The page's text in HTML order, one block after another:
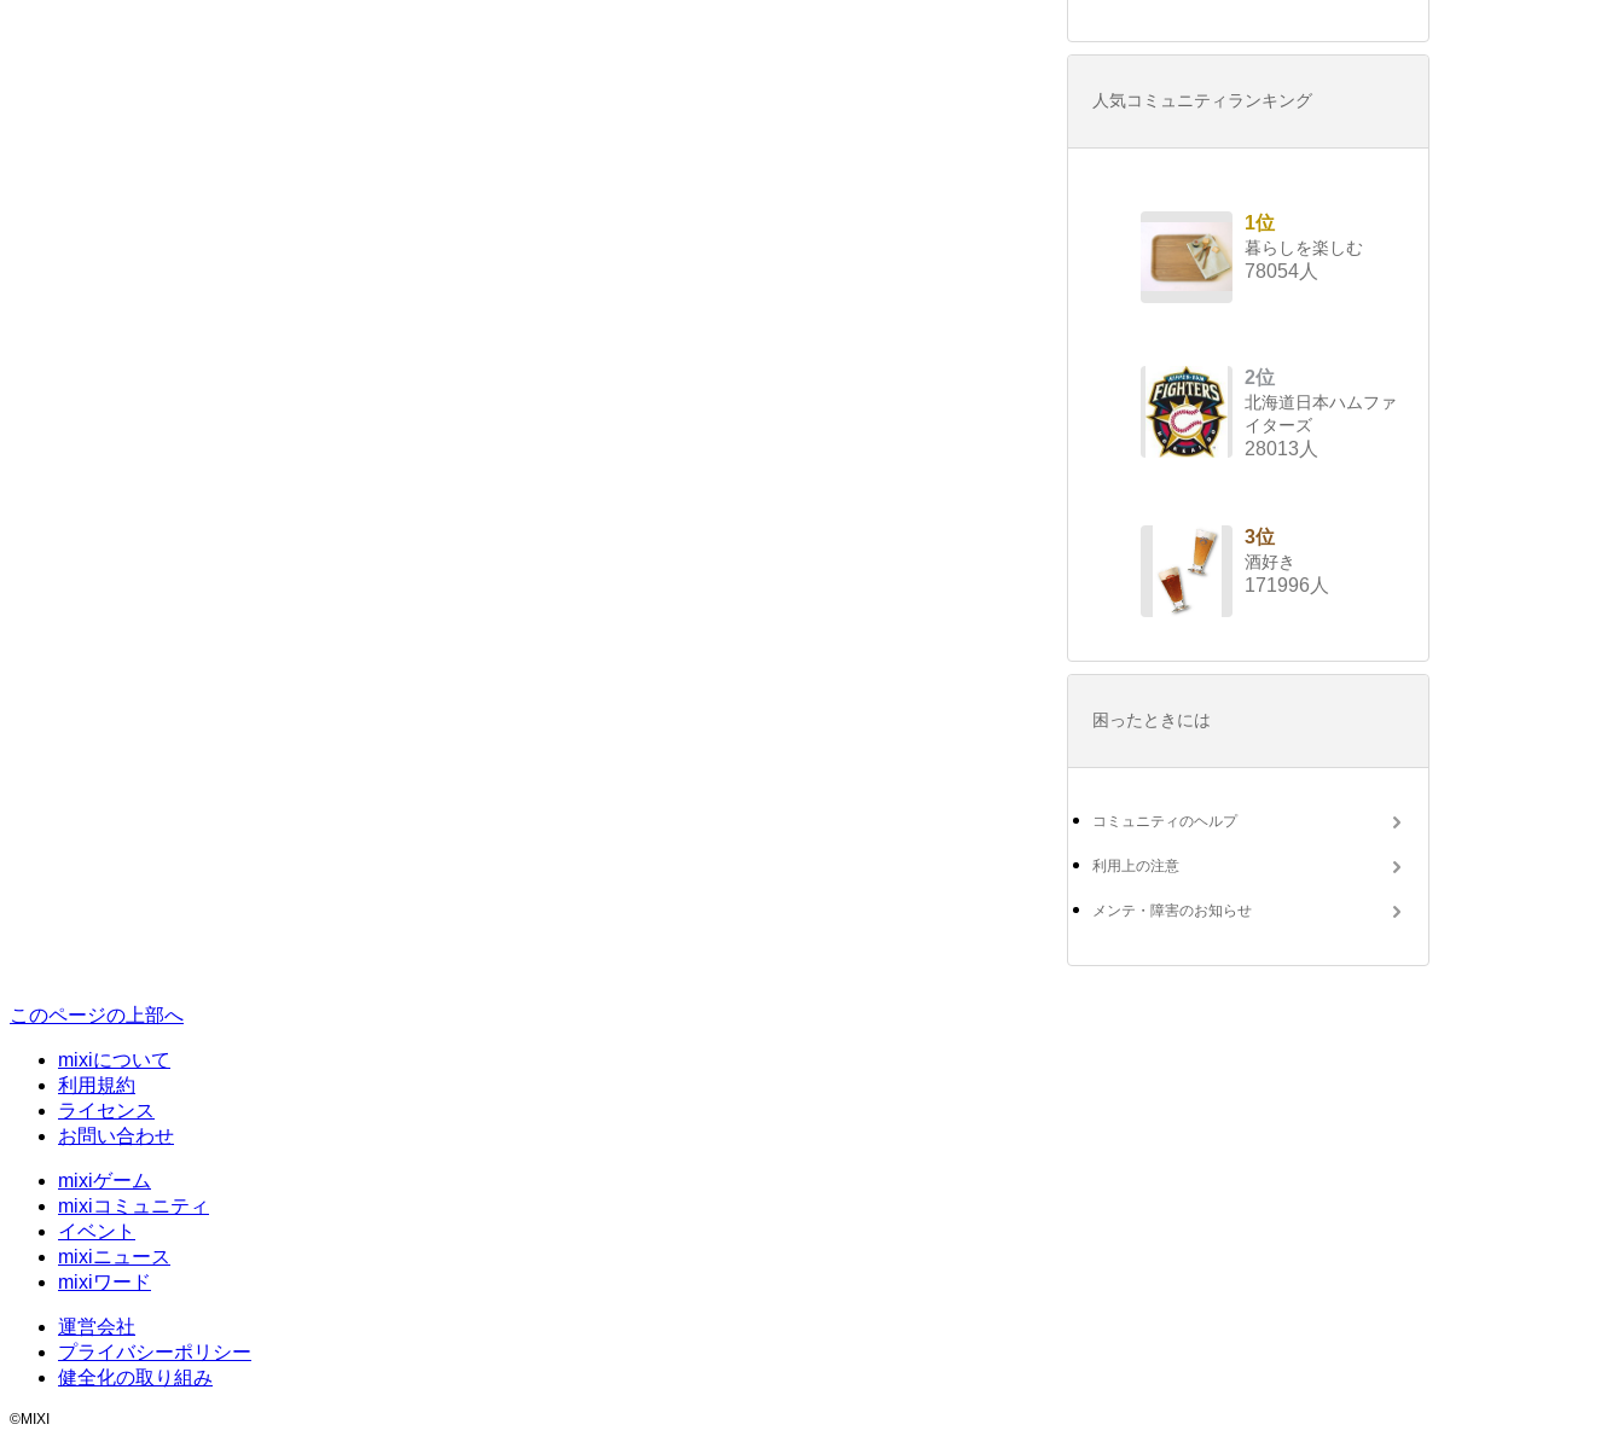
人気コミュニティランキング
1位
暮らしを楽しむ
78054人
2位
北海道日本ハムファ
イターズ
28013人
3位
酒好き
171996人
困ったときには
コミュニティのヘルプ
利用上の注意
メンテ・障害のお知らせ
このページの上部へ
mixiについて
利用規約
ライセンス
お問い合わせ
mixiゲーム
mixiコミュニティ
イベント
mixiニュース
mixiワード
運営会社
プライバシーポリシー
健全化の取り組み
©MIXI